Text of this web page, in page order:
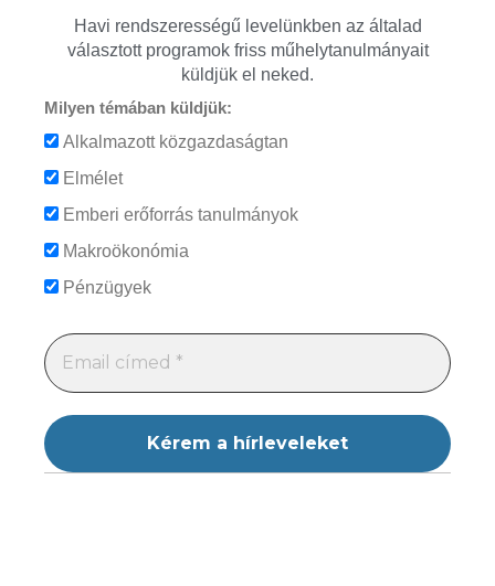
Havi rendszerességű levelünkben az általad
választott programok friss műhelytanulmányait
küldjük el neked.
Milyen témában küldjük:
Alkalmazott közgazdaságtan
Elmélet
Emberi erőforrás tanulmányok
Makroökonómia
Pénzügyek